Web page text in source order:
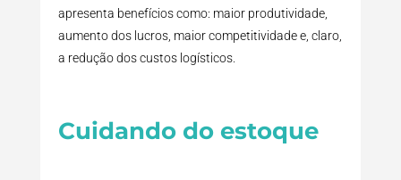
apresenta benefícios como: maior produtividade,
aumento dos lucros, maior competitividade e, claro,
a redução dos custos logísticos.
Cuidando do estoque